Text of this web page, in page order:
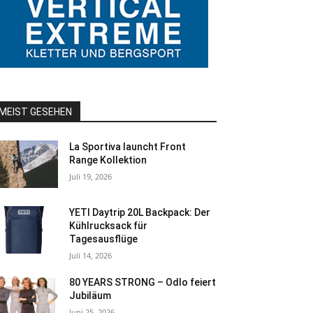
GESEHEN
La Sportiva launcht Front
Range Kollektion
Juli 19, 2026
YETI Daytrip 20L Backpack: Der
Kühlrucksack für
Tagesausflüge
Juli 14, 2026
80 YEARS STRONG – Odlo feiert
Jubiläum